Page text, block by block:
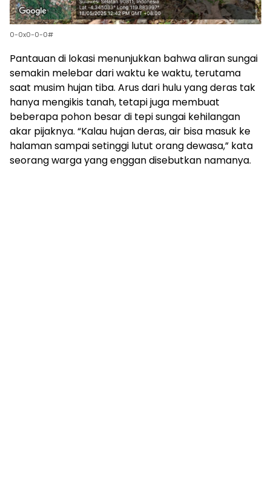
0-0x0-0-0#
Pantauan di lokasi menunjukkan bahwa aliran sungai
semakin melebar dari waktu ke waktu, terutama
saat musim hujan tiba. Arus dari hulu yang deras tak
hanya mengikis tanah, tetapi juga membuat
beberapa pohon besar di tepi sungai kehilangan
akar pijaknya. “Kalau hujan deras, air bisa masuk ke
halaman sampai setinggi lutut orang dewasa,” kata
seorang warga yang enggan disebutkan namanya.